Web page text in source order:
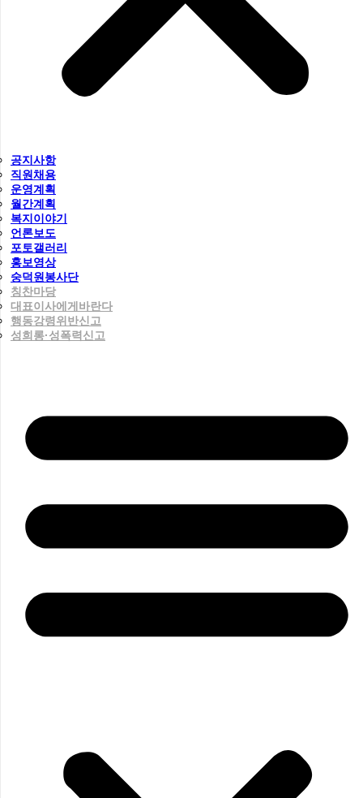
공지사항
직원채용
운영계획
월간계획
복지이야기
언론보도
포토갤러리
홍보영상
숭덕원봉사단
칭찬마당
대표이사에게바란다
행동강령위반신고
성희롱·성폭력신고